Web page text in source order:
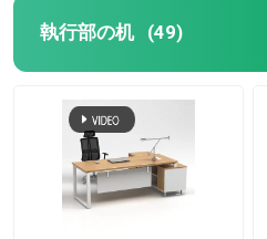
執行部の机 (49)